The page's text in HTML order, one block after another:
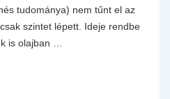
tudománya) nem tűnt el az
szintet lépett. Ideje rendbe
is olajban …